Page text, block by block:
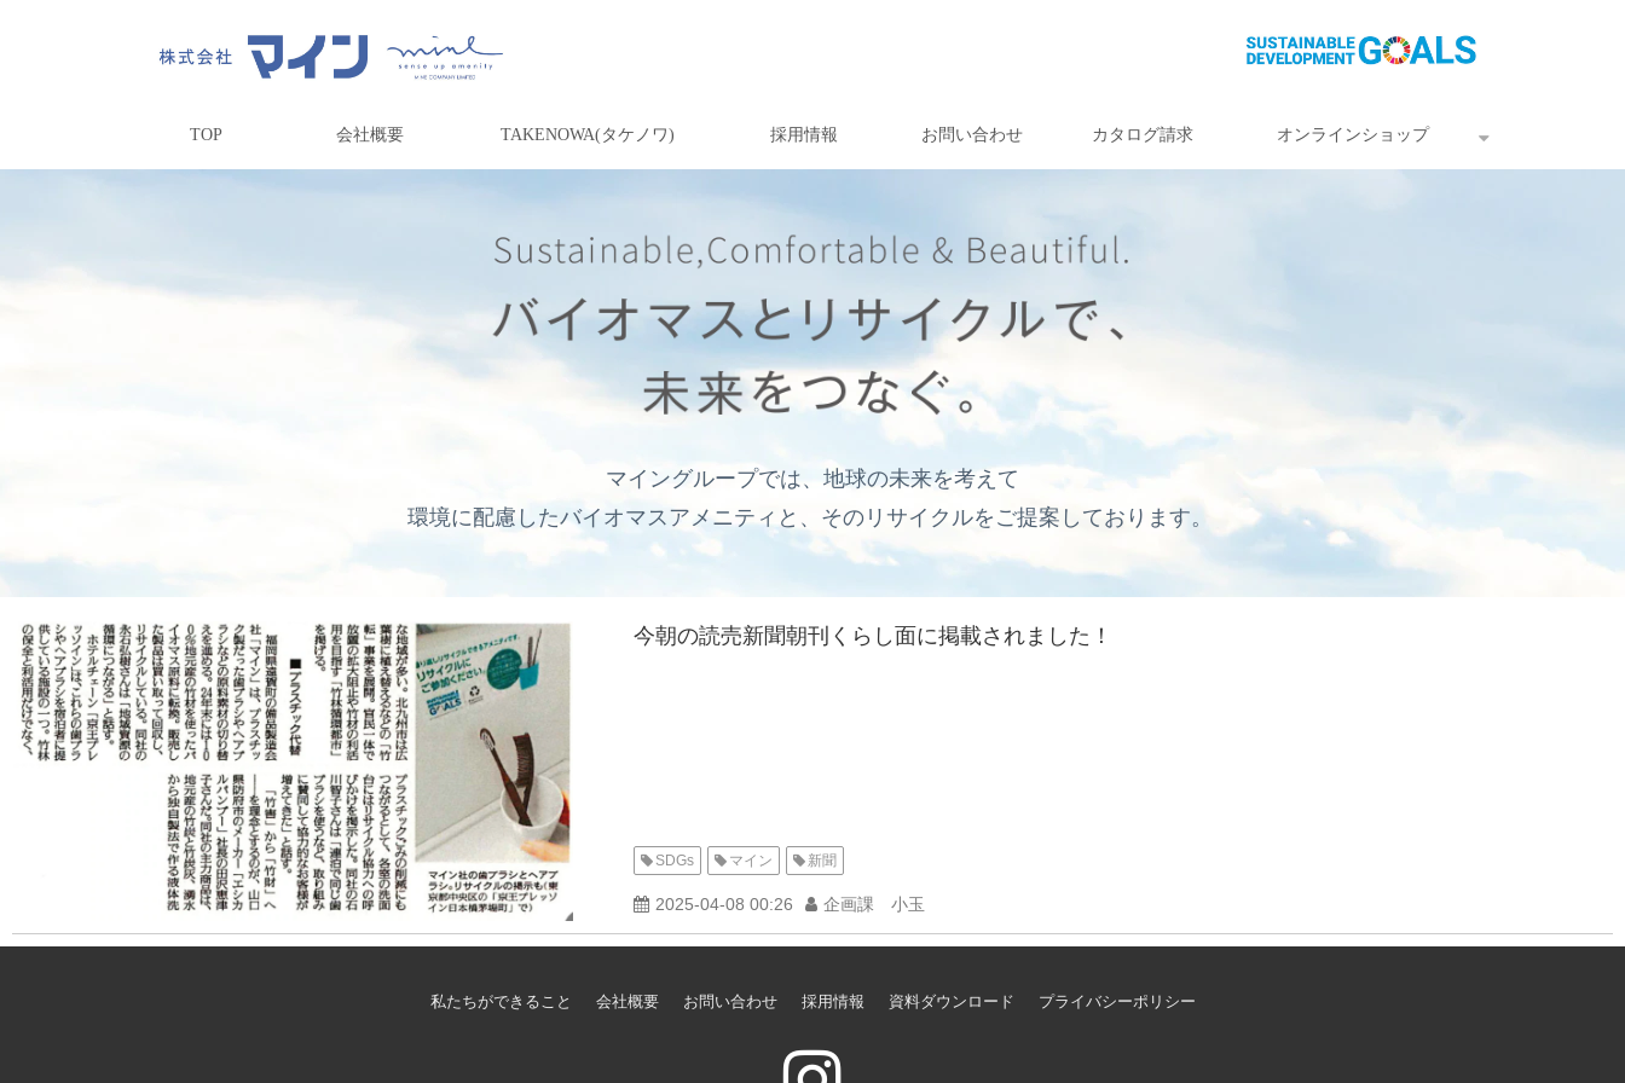
TOP 会社概要 TAKENOWA(タケノワ) 採用情報 お問い合わせ カタログ請求 オンラインショップ
マイングループでは、地球の未来を考えて
環境に配慮したバイオマスアメニティと、 そのリサイクルをご提案しております。
今朝の読売新聞朝刊くらし面に掲載されました！
SDGs マイン 新聞
2025-04-08 00:26 企画課 小玉
私たちができること 会社概要 お問い合わせ 採用情報 資料ダウンロード プライバシーポリシー